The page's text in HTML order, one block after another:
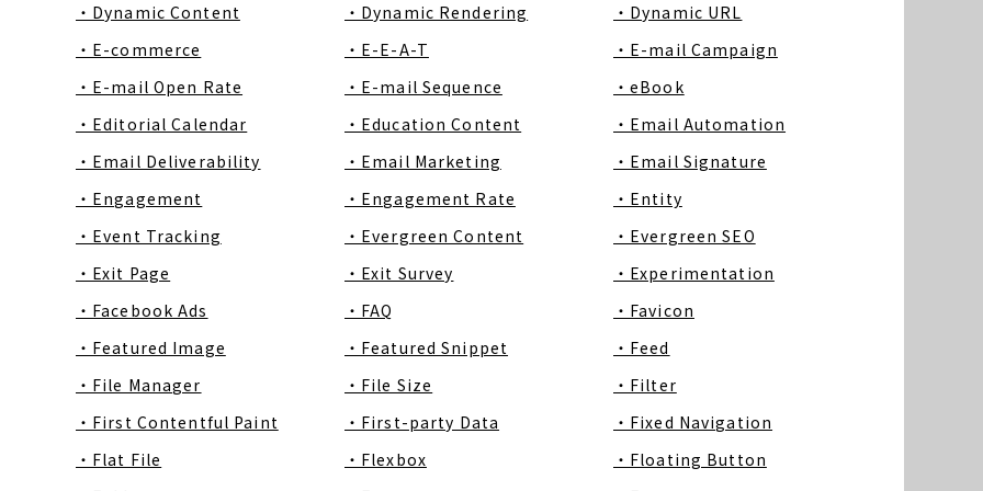
・Dynamic Content
・Dynamic Rendering
・Dynamic URL
・E-commerce
・E-E-A-T
・E-mail Campaign
・E-mail Open Rate
・E-mail Sequence
・eBook
・Editorial Calendar
・Education Content
・Email Automation
・Email Deliverability
・Email Marketing
・Email Signature
・Engagement
・Engagement Rate
・Entity
・Event Tracking
・Evergreen Content
・Evergreen SEO
・Exit Page
・Exit Survey
・Experimentation
・Facebook Ads
・FAQ
・Favicon
・Featured Image
・Featured Snippet
・Feed
・File Manager
・File Size
・Filter
・First Contentful Paint
・First-party Data
・Fixed Navigation
・Flat File
・Flexbox
・Floating Button